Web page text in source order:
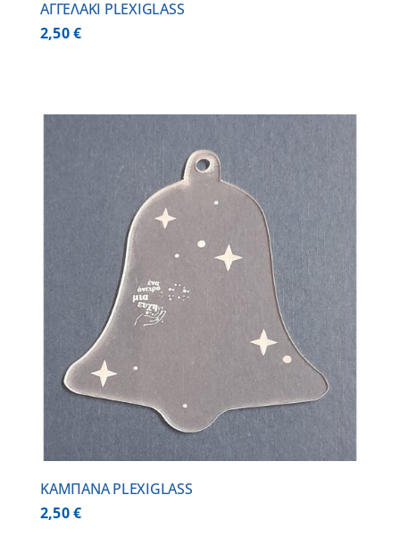
ΑΓΓΕΛΑΚΙ PLEXIGLASS
2,50€
ΚΑΜΠΑΝΑ PLEXIGLASS
2,50€